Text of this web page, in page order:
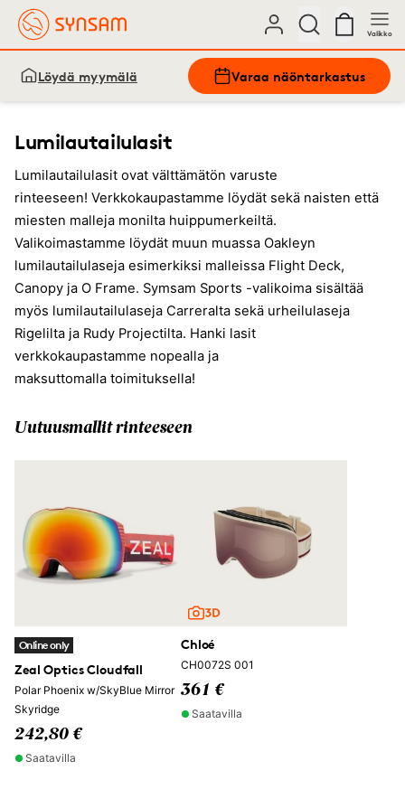
Valikko
Löydä myymälä Varaa näöntarkastus
Lumilautailulasit
Lumilautailulasit ovat välttämätön varuste
rinteeseen! Verkkokaupastamme löydät sekä naisten että
miesten malleja monilta huippumerkeiltä.
Valikoimastamme löydät muun muassa Oakleyn
lumilautailulaseja esimerkiksi malleissa Flight Deck,
Canopy ja O Frame. Symsam Sports -valikoima sisältää
myös lumilautailulaseja Carreralta sekä urheilulaseja
Rigelilta ja Rudy Projectilta. Hanki lasit
verkkokaupastamme nopealla ja
maksuttomalla toimituksella!
Uutuusmallit rinteeseen
Online only
Zeal Optics Cloudfall
Polar Phoenix w/SkyBlue Mirror
Skyridge
242,80 €
Saatavilla
Chloé
CH0072S 001
361 €
Saatavilla